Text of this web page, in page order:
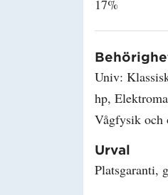
17%
Univ:
hp,
Vågfysik och
Urval
Platsgaranti,